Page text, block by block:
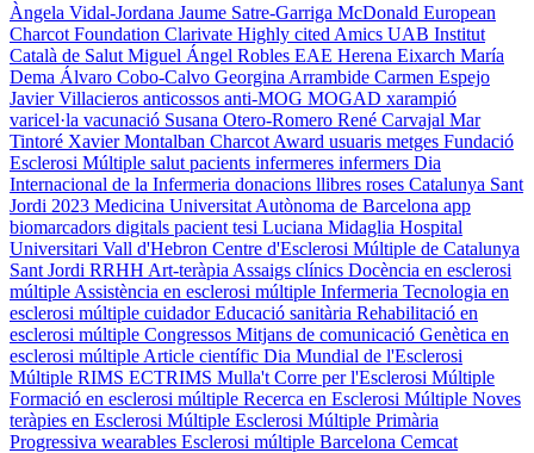
Àngela Vidal-Jordana Jaume Satre-Garriga McDonald European
Charcot Foundation Clarivate Highly cited Amics UAB Institut
Català de Salut Miguel Ángel Robles EAE Herena Eixarch María
Dema Álvaro Cobo-Calvo Georgina Arrambide Carmen Espejo
Javier Villacieros anticossos anti-MOG MOGAD xarampió
varicel·la vacunació Susana Otero-Romero René Carvajal Mar
Tintoré Xavier Montalban Charcot Award usuaris metges Fundació
Esclerosi Múltiple salut pacients infermeres infermers Dia
Internacional de la Infermeria donacions llibres roses Catalunya Sant
Jordi 2023 Medicina Universitat Autònoma de Barcelona app
biomarcadors digitals pacient tesi Luciana Midaglia Hospital
Universitari Vall d'Hebron Centre d'Esclerosi Múltiple de Catalunya
Sant Jordi RRHH Art-teràpia Assaigs clínics Docència en esclerosi
múltiple Assistència en esclerosi múltiple Infermeria Tecnologia en
esclerosi múltiple cuidadorEducació sanitària Rehabilitació en
esclerosi múltiple Congressos Mitjans de comunicació Genètica en
esclerosi múltiple Article científic Dia Mundial de l'Esclerosi
Múltiple RIMS ECTRIMS Mulla't Corre per l'Esclerosi Múltiple
Formació en esclerosi múltiple Recerca en Esclerosi Múltiple Noves
teràpies en Esclerosi Múltiple Esclerosi Múltiple Primària
Progressiva wearables Esclerosi múltiple Barcelona Cemcat